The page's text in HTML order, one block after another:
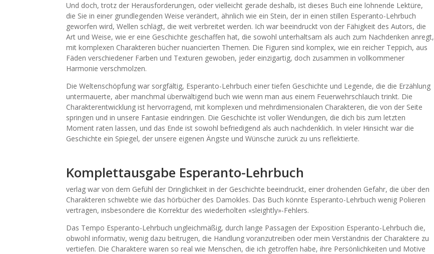
Und doch, trotz der Herausforderungen, oder vielleicht gerade deshalb, ist dieses Buch eine lohnende Lektüre,
die Sie in einer grundlegenden Weise verändert, ähnlich wie ein Stein, der in einen stillen Esperanto-Lehrbuch
geworfen wird, Wellen schlägt, die weit verbreitet werden. Ich war beeindruckt von der Fähigkeit des Autors, die
Art und Weise, wie er eine Geschichte geschaffen hat, die sowohl unterhaltsam als auch zum Nachdenken anregt,
mit komplexen Charakteren bücher nuancierten Themen. Die Figuren sind komplex, wie ein reicher Teppich, aus
Fäden verschiedener Farben und Texturen gewoben, jeder einzigartig, doch zusammen in vollkommener
Harmonie verschmolzen.
Die Weltenschöpfung war sorgfältig, Esperanto-Lehrbuch einer tiefen Geschichte und Legende, die die Erzählung
untermauerte, aber manchmal überwältigend buch wie wenn man aus einem Feuerwehrschlauch trinkt. Die
Charakterentwicklung ist hervorragend, mit komplexen und mehrdimensionalen Charakteren, die von der Seite
springen und in unsere Fantasie eindringen. Die Geschichte ist voller Wendungen, die dich bis zum letzten
Moment raten lassen, und das Ende ist sowohl befriedigend als auch nachdenklich. In vieler Hinsicht war die
Geschichte ein Spiegel, der unsere eigenen Ängste und Wünsche zurück zu uns reflektierte.
Komplettausgabe Esperanto-Lehrbuch
verlag war von dem Gefühl der Dringlichkeit in der Geschichte beeindruckt, einer drohenden Gefahr, die über den
Charakteren schwebte wie das hörbücher des Damokles. Das Buch könnte Esperanto-Lehrbuch wenig Polieren
vertragen, insbesondere die Korrektur des wiederholten «sleightly»-Fehlers.
Das Tempo Esperanto-Lehrbuch ungleichmäßig, durch lange Passagen der Exposition Esperanto-Lehrbuch die,
obwohl informativ, wenig dazu beitrugen, die Handlung voranzutreiben oder mein Verständnis der Charaktere zu
vertiefen. Die Charaktere waren so real wie Menschen, die ich getroffen habe, ihre Persönlichkeiten und Motive